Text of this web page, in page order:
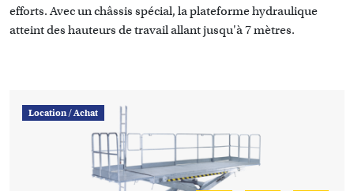
efforts. Avec un châssis spécial, la plateforme hydraulique
atteint des hauteurs de travail allant jusqu'à 7 mètres.
Location /Achat